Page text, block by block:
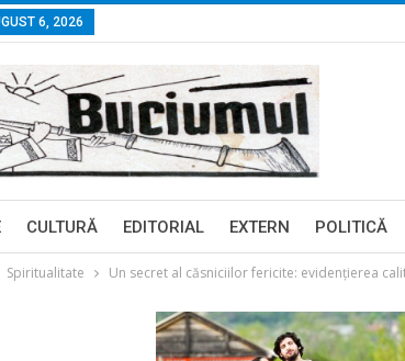
6, 2026
CULTURĂ EDITORIAL EXTERN POLITICĂ
Spiritualitate Un secret al căsniciilor fericite: evidențierea